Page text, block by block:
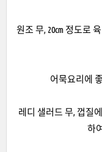
원조 무, 20cm 정도로
어묵요리에
레디 샐러드 무, 껍질
하